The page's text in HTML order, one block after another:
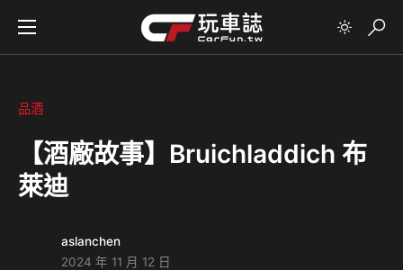
品酒
【酒廠故事】Bruichladdich 布
萊迪
aslanchen
2024 年 11 月 12 日